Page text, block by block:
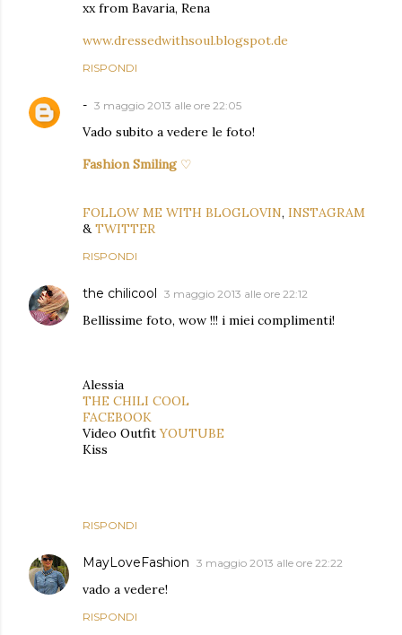
xx from Bavaria, Rena
www.dressedwithsoul.blogspot.de
RISPONDI
- 3 maggio 2013 alle ore 22:05
Vado subito a vedere le foto!
Fashion Smiling♡
FOLLOW ME WITH BLOGLOVIN, INSTAGRAM
&TWITTER
RISPONDI
the chilicool 3 maggio 2013 alle ore 22:12
Bellissime foto, wow !!! i miei complimenti!
Alessia
THE CHILI COOL
FACEBOOK
Video OutfitYOUTUBE
Kiss
RISPONDI
MayLoveFashion 3 maggio 2013 alle ore 22:22
vado a vedere!
RISPONDI